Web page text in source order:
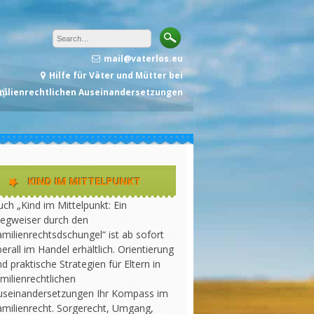
mail@vaterlos.eu
Hilfe für Väter und Mütter bei
Auseinandersetzungen
KIND IM MITTELPUNKT
„Kind im Mittelpunkt: Ein
durch den
ist ab sofort
im Handel erhältlich. Orientierung
praktische Strategien für Eltern in
Ihr Kompass im
Sorgerecht, Umgang,